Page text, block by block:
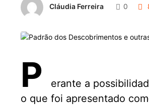
Cláudia Ferreira 0
P
erante a
o que foi apresentado